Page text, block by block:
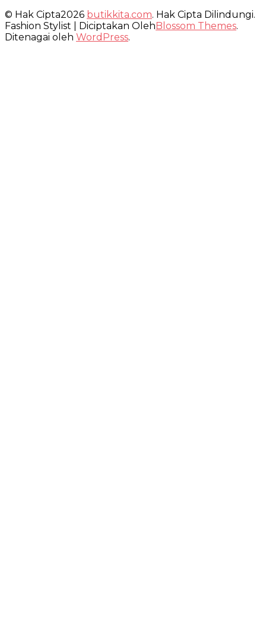
© Hak Cipta2026 butikkita.com. Hak Cipta Dilindungi.
Fashion Stylist | Diciptakan OlehBlossom Themes.
Ditenagai oleh WordPress.